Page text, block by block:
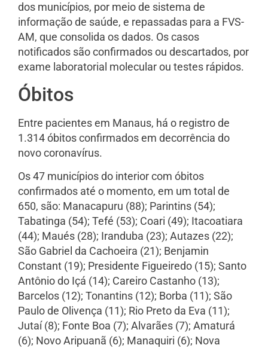
dos municípios, por meio de sistema de
informação de saúde, e repassadas para a FVS-
AM, que consolida os dados. Os casos
notificados são confirmados ou descartados, por
exame laboratorial molecular ou testes rápidos.
Óbitos
Entre pacientes em Manaus, há o registro de
1.314 óbitos confirmados em decorrência do
novo coronavírus.
Os 47 municípios do interior com óbitos
confirmados até o momento, em um total de
650, são: Manacapuru (88); Parintins (54);
Tabatinga (54); Tefé (53); Coari (49); Itacoatiara
(44); Maués (28); Iranduba (23); Autazes (22);
São Gabriel da Cachoeira (21); Benjamin
Constant (19); Presidente Figueiredo (15); Santo
Antônio do Içá (14); Careiro Castanho (13);
Barcelos (12); Tonantins (12); Borba (11); São
Paulo de Olivença (11); Rio Preto da Eva (11);
Jutaí (8); Fonte Boa (7); Alvarães (7); Amaturá
(6); Novo Aripuanã (6); Manaquiri (6); Nova